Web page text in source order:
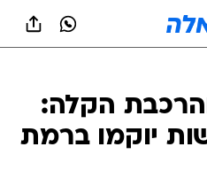
הקלה:
יוקמו ברמת